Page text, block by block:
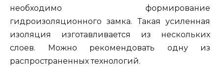
необходимо формирование
гидроизоляционного замка. Такая усиленная
изоляция изготавливается из нескольких
слоев. Можно рекомендовать одну из
распространенных технологий.